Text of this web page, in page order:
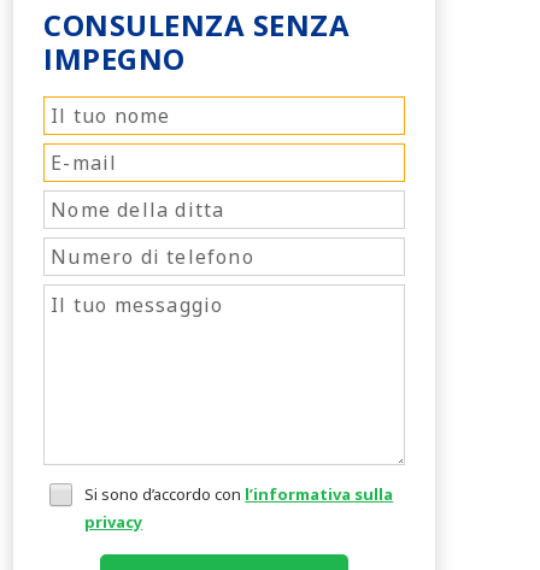
CONSULENZA SENZA
IMPEGNO
Si sono d’accordo con l’informativa sulla
privacy